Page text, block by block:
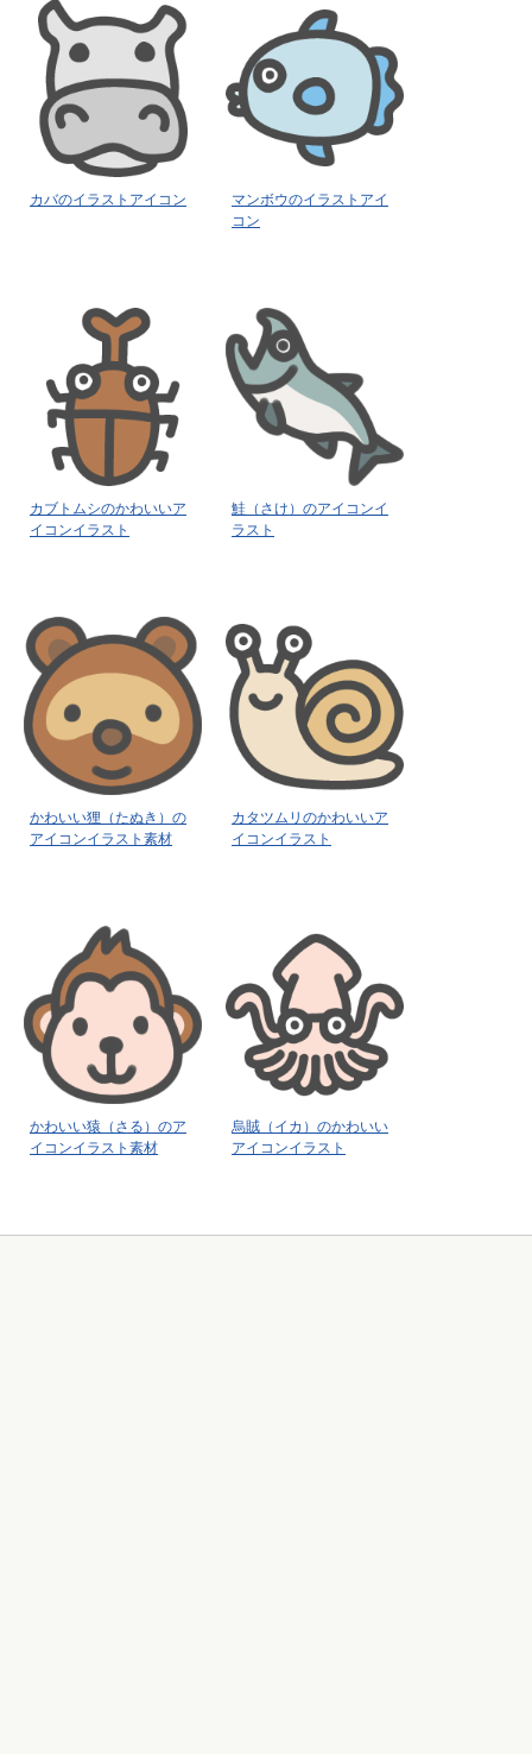
カバのイラストアイコン
マンボウのイラストアイ
コン
カブトムシのかわいいア
イコンイラスト
鮭（さけ）のアイコンイ
ラスト
かわいい狸（たぬき）の
アイコンイラスト素材
カタツムリのかわいいア
イコンイラスト
かわいい猿（さる）のア
イコンイラスト素材
烏賊（イカ）のかわいい
アイコンイラスト